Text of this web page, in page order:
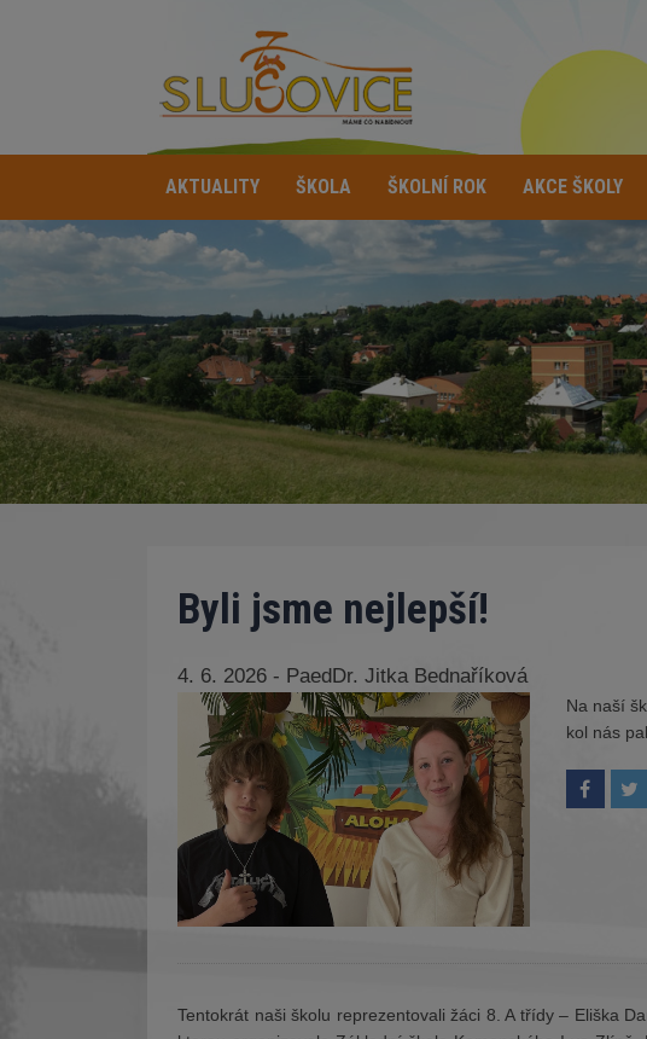
AKTUALITY ŠKOLA ŠKOLNÍ ROK AKCE ŠKOLY
Byli jsme nejlepší!
4. 6. 2026 - PaedDr. Jitka Bednaříková
Na naší
kol nás
Tentokrát naši školu reprezentovali žáci 8. A třídy – Eliška